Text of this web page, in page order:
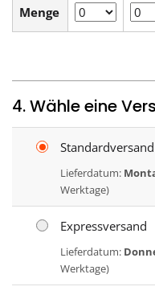
Menge
4. Wähle eine
Standardversand
Lieferdatum:
Werktage)
Expressversand
Lieferdatum:
Werktage)